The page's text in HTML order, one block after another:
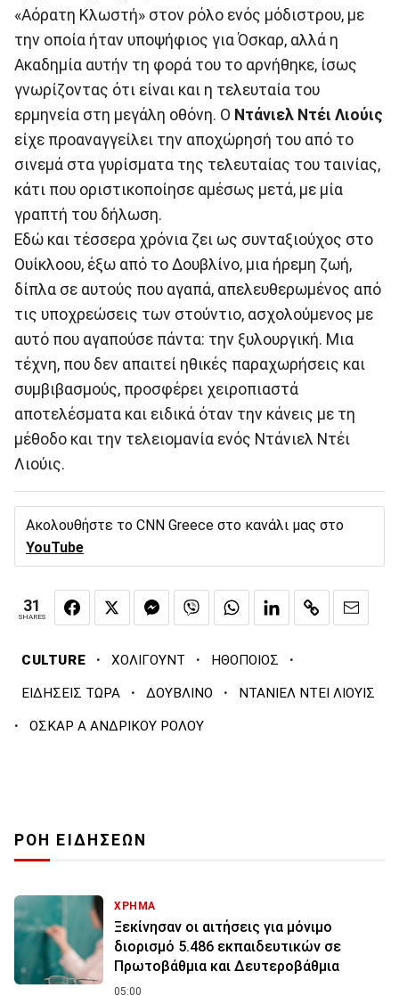
«Αόρατη Κλωστή» στον ρόλο ενός μόδιστρου, με
την οποία ήταν υποψήφιος για Όσκαρ, αλλά η
Ακαδημία αυτήν τη φορά του το αρνήθηκε, ίσως
γνωρίζοντας ότι είναι και η τελευταία του
ερμηνεία στη μεγάλη οθόνη. Ο Ντάνιελ Ντέι Λιούις
είχε προαναγγείλει την αποχώρησή του από το
σινεμά στα γυρίσματα της τελευταίας του ταινίας,
κάτι που οριστικοποίησε αμέσως μετά, με μία
γραπτή του δήλωση.
Εδώ και τέσσερα χρόνια ζει ως συνταξιούχος στο
Ουίκλοου, έξω από το Δουβλίνο, μια ήρεμη ζωή,
δίπλα σε αυτούς που αγαπά, απελευθερωμένος από
τις υποχρεώσεις των στούντιο, ασχολούμενος με
αυτό που αγαπούσε πάντα: την ξυλουργική. Μια
τέχνη, που δεν απαιτεί ηθικές παραχωρήσεις και
συμβιβασμούς, προσφέρει χειροπιαστά
αποτελέσματα και ειδικά όταν την κάνεις με τη
μέθοδο και την τελειομανία ενός Ντάνιελ Ντέι
Λιούις.
Ακολουθήστε το CNN Greece στο κανάλι μας στο
YouTube
31
SHARES
CULTURE · ΧΟΛΙΓΟΥΝΤ · ΗΘΟΠΟΙΟΣ ·
ΕΙΔΗΣΕΙΣ ΤΩΡΑ · ΔΟΥΒΛΙΝΟ · ΝΤΑΝΙΕΛ ΝΤΕΙ ΛΙΟΥΙΣ
· ΟΣΚΑΡ Α ΑΝΔΡΙΚΟΥ ΡΟΛΟΥ
ΡΟΗ ΕΙΔΗΣΕΩΝ
ΧΡΗΜΑ
Ξεκίνησαν οι αιτήσεις για μόνιμο
διορισμό 5.486 εκπαιδευτικών σε
Πρωτοβάθμια και Δευτεροβάθμια
05:00